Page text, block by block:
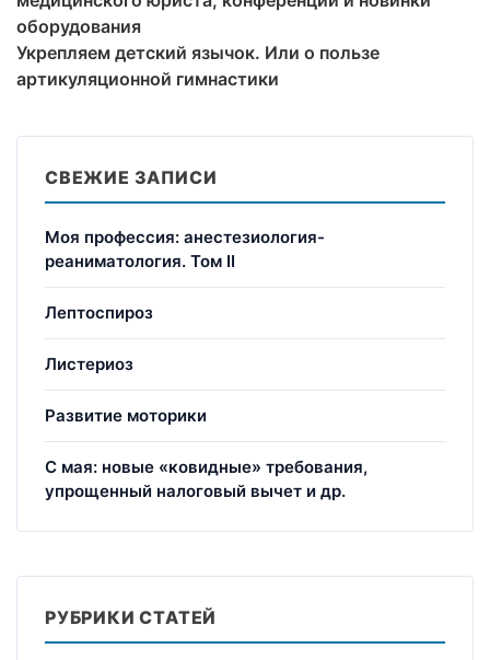
оборудования
Укрепляем детский язычок. Или о пользе
артикуляционной гимнастики
СВЕЖИЕ ЗАПИСИ
Моя профессия: анестезиология-
реаниматология. Том II
Лептоспироз
Листериоз
Развитие моторики
С мая: новые «ковидные» требования,
упрощенный налоговый вычет и др.
РУБРИКИ СТАТЕЙ